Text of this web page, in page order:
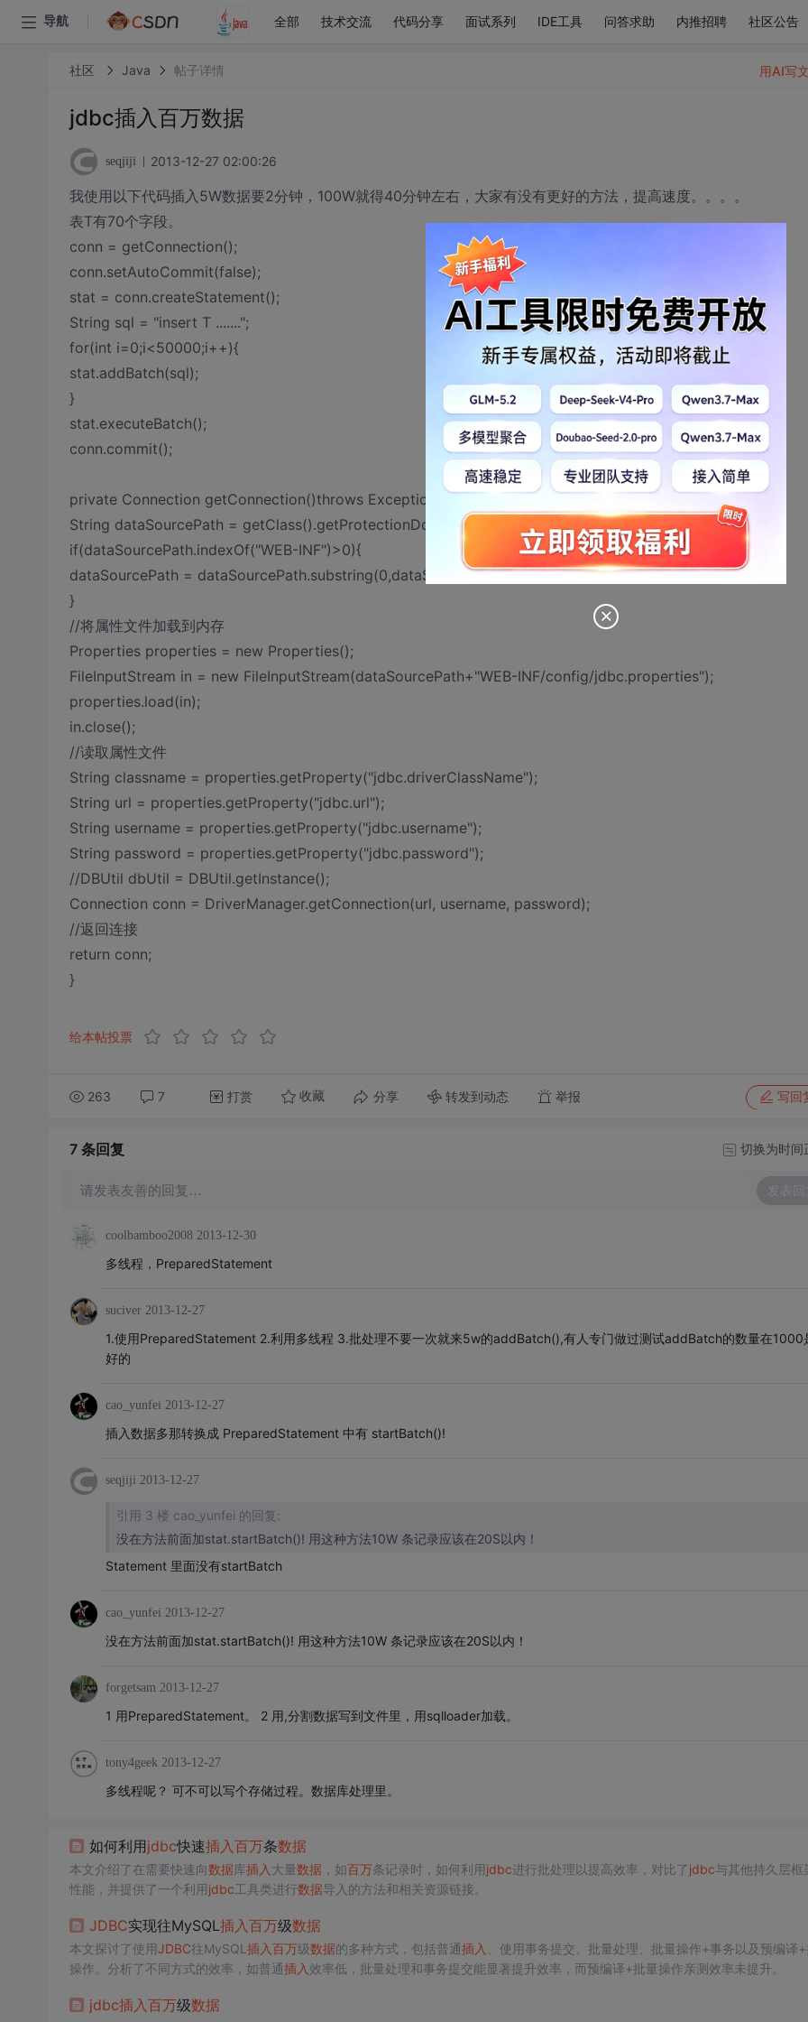
导航 全部 技术交流 代码分享 面试系列 IDE工具 问答求助 内推招聘 社区公告
社区 Java 帖子详情
jdbc插入百万数据
seqjiji 2013-12-27 02:00:26
我使用以下代码插入5W数据要2分钟，100W就得40分钟左右，大家有没有更好的方法，提高速度。。。。
表T有70个字段。
conn = getConnection();
conn.setAutoCommit(false);
stat = conn.createStatement();
String sql = "insert T .......";
for(int i=0;i<50000;i++){
stat.addBatch(sql);
}
stat.executeBatch();
conn.commit();
private Connection getConnection()throws Exception{
String dataSourcePath = getClass().getProtectionDomain().getCodeSource().getLocation().getPath();
if(dataSourcePath.indexOf("WEB-INF")>0){
dataSourcePath = dataSourcePath.substring(0,dataSourcePath.indexOf("WEB-INF/classes"));
}
//将属性文件加载到内存
Properties properties = new Properties();
FileInputStream in = new FileInputStream(dataSourcePath+"WEB-INF/config/jdbc.properties");
properties.load(in);
in.close();
//读取属性文件
String classname = properties.getProperty("jdbc.driverClassName");
String url = properties.getProperty("jdbc.url");
String username = properties.getProperty("jdbc.username");
String password = properties.getProperty("jdbc.password");
//DBUtil dbUtil = DBUtil.getInstance();
Connection conn = DriverManager.getConnection(url, username, password);
//返回连接
return conn;
}
给本帖投票
263 7 打赏 收藏 分享 转发到动态 举报 写回
用AI写
7 条回复 切换为时间
请发表友善的回复… 发表回
coolbamboo2008 2013-12-30
多线程，PreparedStatement
suciver 2013-12-27
1.使用PreparedStatement 2.利用多线程 3.批处理不要一次就来5w的addBatch(),有人专门做过测试addBatch的数量在1000
好的
cao_yunfei 2013-12-27
插入数据多那转换成 PreparedStatement 中有 startBatch()!
seqjiji 2013-12-27
引用 3 楼 cao_yunfei 的回复:
没在方法前面加stat.startBatch()! 用这种方法10W 条记录应该在20S以内！
Statement 里面没有startBatch
cao_yunfei 2013-12-27
没在方法前面加stat.startBatch()! 用这种方法10W 条记录应该在20S以内！
forgetsam 2013-12-27
1 用PreparedStatement。 2 用,分割数据写到文件里，用sqlloader加载。
tony4geek 2013-12-27
多线程呢？ 可不可以写个存储过程。数据库处理里。
如何利用jdbc快速插入百万条数据
本文介绍了在需要快速向数据库插入 大量数据，如百万条记录时，如何利用jdbc进行批处理以提高效率，对比了jdbc与其他持久层框
性能，并提供了一个利用jdbc工具类进行数据导入的方法和相关资源链接。
JDBC实现往MySQL插入百万级数据
本文探讨了使用JDBC往MySQL 插入百万级数据的多种方式，包括普通插入
、使用事务提交、批量处理、批量操作+事务以及预编译
操作。分析了不同方式的效率，如普通插入效率低，批量处理和事务提交能显著提升效率，而预编译+批量操作亲测效率未提升。
jdbc插入百万级数据